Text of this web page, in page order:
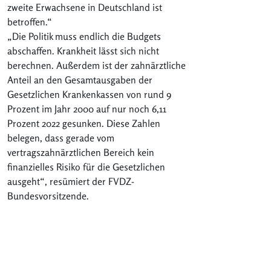
zweite Erwachsene in Deutschland ist
betroffen.“
„Die Politik muss endlich die Budgets
abschaffen. Krankheit lässt sich nicht
berechnen. Außerdem ist der zahnärztliche
Anteil an den Gesamtausgaben der
Gesetzlichen Krankenkassen von rund 9
Prozent im Jahr 2000 auf nur noch 6,11
Prozent 2022 gesunken. Diese Zahlen
belegen, dass gerade vom
vertragszahnärztlichen Bereich kein
finanzielles Risiko für die Gesetzlichen
ausgeht“, resümiert der FVDZ-
Bundesvorsitzende.